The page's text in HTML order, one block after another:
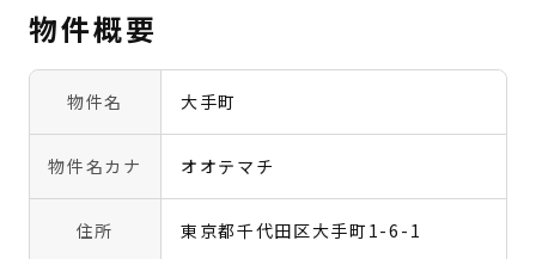
物件概要
物件名 大手町
物件名カナ オオテマチ
住所 東京都千代田区大手町1-6-1